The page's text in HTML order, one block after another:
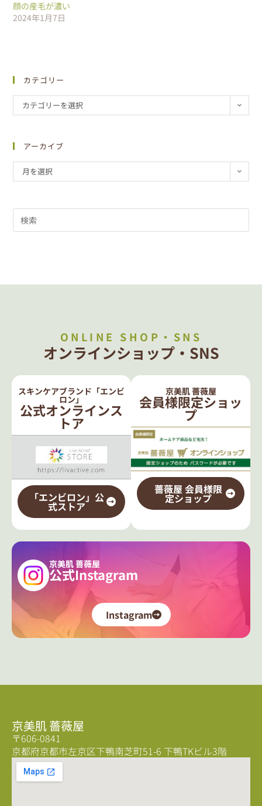
顔の産毛が濃い
2024年1月7日
カテゴリー
カテゴリーを選択
アーカイブ
月を選択
ONLINE SHOP・SNS
オンラインショップ・SNS
スキンケアブランド「エンビ
ロン」
公式オンラインス
トア
「エンビロン」公
式ストア
京美肌 薔薇屋
会員様限定ショッ
プ
薔薇屋 会員様限
定ショップ
京美肌 薔薇屋
公式Instagram
Instagram
京美肌 薔薇屋
〒606-0841
京都府京都市左京区下鴨南芝町51-6 下鴨TKビル3階